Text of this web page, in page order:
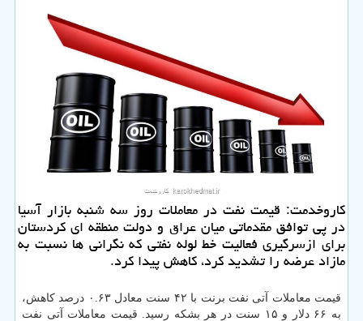
کاروخدمت: قیمت نفت در معاملات روز سه شنبه بازار آسیا
در پی توافق مقدماتی میان عراق و دولت منطقه ای کردستان
برای ازسرگیری فعالیت خط لوله نفتی که نگرانی ها نسبت به
مازاد عرضه را تشدید کرد، کاهش پیدا کرد.
قیمت معاملات آتی نفت برنت با ۴۲ سنت معادل ۰.۶۳ درصد کاهش،
به ۶۶ دلار و ۱۵ سنت در هر بشکه رسید. قیمت معاملات آتی نفت